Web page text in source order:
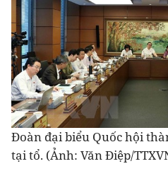
Đoàn đại biểu Quốc hội
tại tổ. (Ảnh: Văn Điệp/